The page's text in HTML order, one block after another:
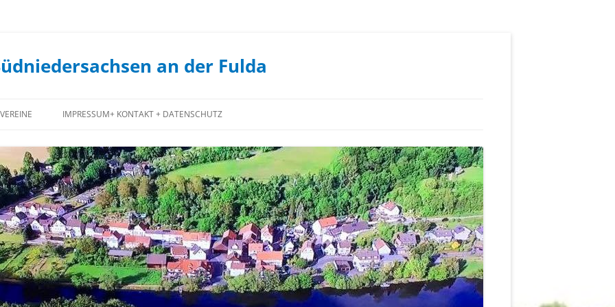
an der Fulda
VEREINE
JUGENDCLUB
JAGDGENOSSENSCHAFT
FORSTGENOSSENSCHAFT
SPIEKERSHAUSEN
1. STAUFENBERGER ANGELVEREIN
IMPRESSUM+ KONTAKT + DATENSCHUTZ